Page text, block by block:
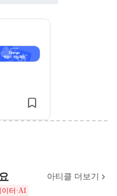
오름캠프 Django 백엔드 개
아티클 더보기
이터·AI